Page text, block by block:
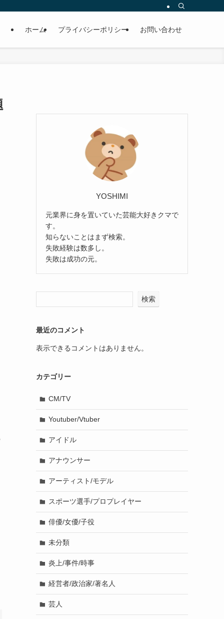
ホーム プライバシーポリシー お問い合わせ
YOSHIMI
元業界に身を置いていた芸能大好きクマで
す。
知らないことはまず検索。
失敗経験は数多し。
失敗は成功の元。
検索
最近のコメント
表示できるコメントはありません。
カテゴリー
CM/TV
Youtuber/Vtuber
アイドル
アナウンサー
アーティスト/モデル
スポーツ選手/プロプレイヤー
俳優/女優/子役
未分類
炎上/事件/時事
経営者/政治家/著名人
芸人